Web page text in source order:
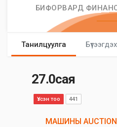
БИФОРВАРД
Танилцуулга
27.0сая
Үзсэн тоо 441
МАШИНЫ